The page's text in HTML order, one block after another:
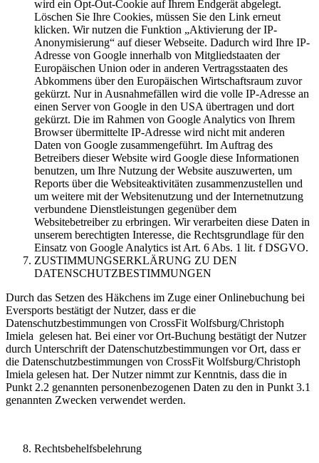
wird ein Opt-Out-Cookie auf Ihrem Endgerät abgelegt.
Löschen Sie Ihre Cookies, müssen Sie den Link erneut
klicken. Wir nutzen die Funktion „Aktivierung der IP-
Anonymisierung“ auf dieser Webseite. Dadurch wird Ihre IP-
Adresse von Google innerhalb von Mitgliedstaaten der
Europäischen Union oder in anderen Vertragsstaaten des
Abkommens über den Europäischen Wirtschaftsraum zuvor
gekürzt. Nur in Ausnahmefällen wird die volle IP-Adresse an
einen Server von Google in den USA übertragen und dort
gekürzt. Die im Rahmen von Google Analytics von Ihrem
Browser übermittelte IP-Adresse wird nicht mit anderen
Daten von Google zusammengeführt. Im Auftrag des
Betreibers dieser Website wird Google diese Informationen
benutzen, um Ihre Nutzung der Website auszuwerten, um
Reports über die Websiteaktivitäten zusammenzustellen und
um weitere mit der Websitenutzung und der Internetnutzung
verbundene Dienstleistungen gegenüber dem
Websitebetreiber zu erbringen. Wir verarbeiten diese Daten in
unserem berechtigten Interesse, die Rechtsgrundlage für den
Einsatz von Google Analytics ist Art. 6 Abs. 1 lit. f DSGVO.
ZUSTIMMUNGSERKLÄRUNG ZU DEN
DATENSCHUTZBESTIMMUNGEN
Durch das Setzen des Häkchens im Zuge einer Onlinebuchung bei
Eversports bestätigt der Nutzer, dass er die
Datenschutzbestimmungen von CrossFit Wolfsburg/Christoph
Imiela gelesen hat. Bei einer vor Ort-Buchung bestätigt der Nutzer
durch Unterschrift der Datenschutzbestimmungen vor Ort, dass er
die Datenschutzbestimmungen von CrossFit Wolfsburg/Christoph
Imiela gelesen hat. Der Nutzer nimmt zur Kenntnis, dass die in
Punkt 2.2 genannten personenbezogenen Daten zu den in Punkt 3.1
genannten Zwecken verwendet werden.
Rechtsbehelfsbelehrung